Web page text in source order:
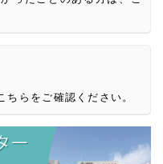
ちらをご確認ください。